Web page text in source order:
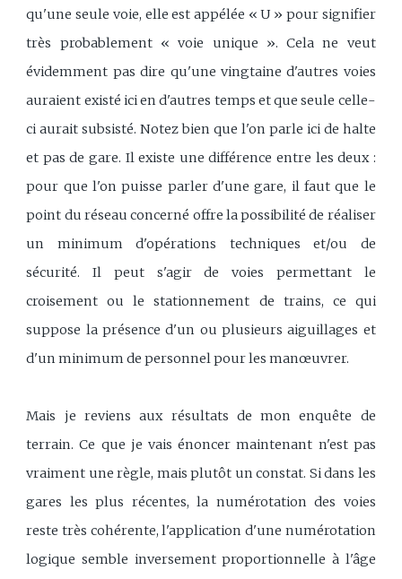
qu'une seule voie, elle est appélée « U » pour signifier
très probablement « voie unique ». Cela ne veut
évidemment pas dire qu'une vingtaine d'autres voies
auraient existé ici en d'autres temps et que seule celle-
ci aurait subsisté. Notez bien que l'on parle ici de halte
et pas de gare. Il existe une différence entre les deux :
pour que l'on puisse parler d'une gare, il faut que le
point du réseau concerné offre la possibilité de réaliser
un minimum d'opérations techniques et/ou de
sécurité. Il peut s'agir de voies permettant le
croisement ou le stationnement de trains, ce qui
suppose la présence d'un ou plusieurs aiguillages et
d'un minimum de personnel pour les manœuvrer.
Mais je reviens aux résultats de mon enquête de
terrain. Ce que je vais énoncer maintenant n'est pas
vraiment une règle, mais plutôt un constat. Si dans les
gares les plus récentes, la numérotation des voies
reste très cohérente, l'application d'une numérotation
logique semble inversement proportionnelle à l'âge